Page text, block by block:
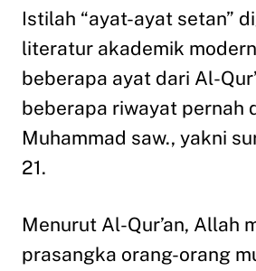
Istilah “ayat-ayat setan”
literatur akademik
beberapa ayat dari Al-
beberapa riwayat pernah
Muhammad saw., yakni
21.
Menurut Al-Qur’an, Allah
prasangka orang-orang